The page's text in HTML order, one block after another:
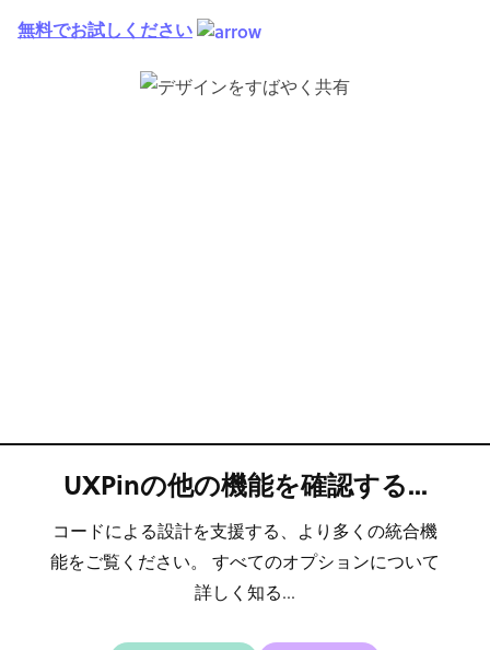
無料でお試しください
UXPinの他の機能を確認する...
コードによる設計を支援する、より多くの統合機
能をご覧ください。 すべてのオプションについて
詳しく知る...